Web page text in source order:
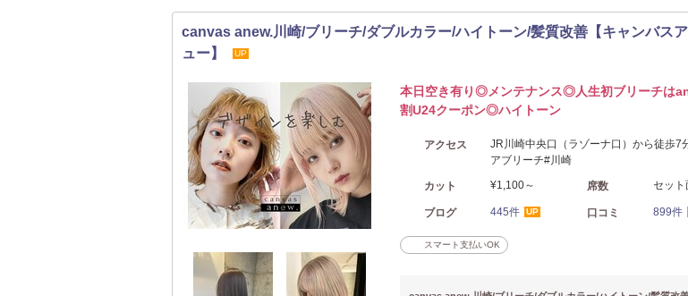
canvas anew.川崎/ブリーチ/ダブルカラー/ハイトーン/髪質改善【キャンバス
ュー】
UP
本日空き有り◎メンテナンス◎人生初ブリーチは
割U24クーポン◎ハイトーン
アクセス
JR川崎中央口（ラゾーナ口）から徒歩7
アブリーチ#川崎
カット ¥1,100～ 席数 セット
ブログ 445件 UP 口コミ 899件
スマート支払いOK